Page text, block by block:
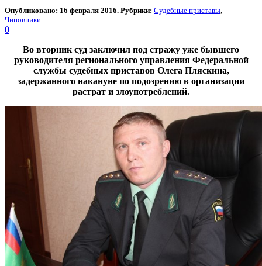
Опубликовано: 16 февраля 2016. Рубрики: Судебные приставы
Чиновники
0
Во вторник суд заключил под стражу уже бывшего
руководителя регионального управления Федеральной
службы судебных приставов Олега Пляскина,
задержанного накануне по подозрению в организации
растрат и злоупотреблений.